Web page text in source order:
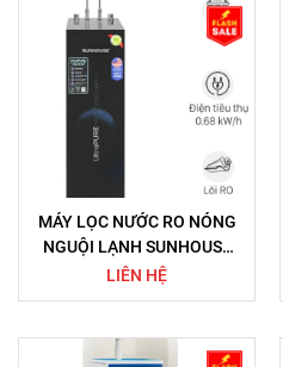
MÁY LỌC NƯỚC RO NÓNG
NGUỘI LẠNH SUNHOUSE
ULTRAPURE SHA76622KL
10 LÕI
LIÊN HỆ